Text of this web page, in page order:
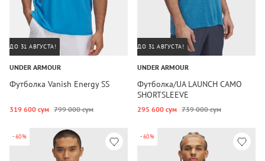
ДО 31 АВГУСТА!
UNDER ARMOUR
Футболка Vanish Energy SS
319 600 сум 799 000 сум
ДО 31 АВГУСТА!
UNDER ARMOUR
Футболка/UA LAUNCH CAMO
SHORTSLEEVE
295 600 сум 739 000 сум
-60% -60%